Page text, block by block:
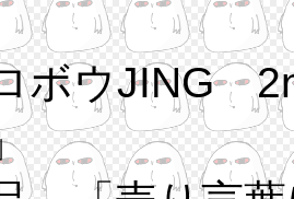
JING 2nd.SHOT 「